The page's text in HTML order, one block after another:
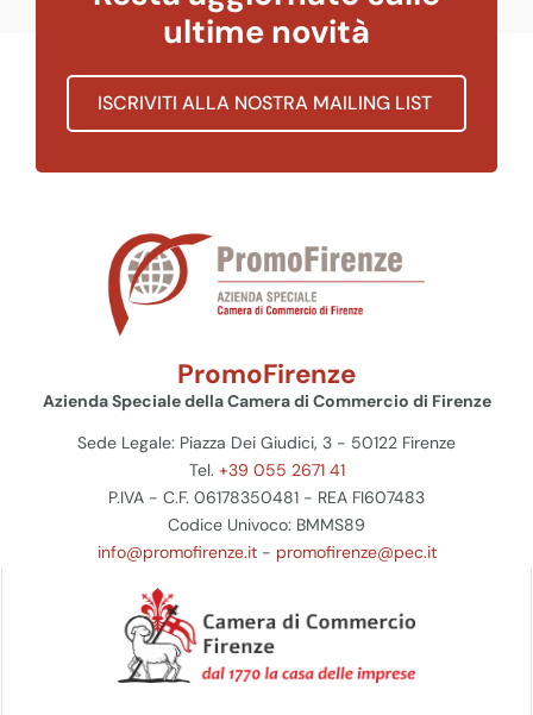
ultime novità
ISCRIVITI ALLA NOSTRA MAILING LIST
PromoFirenze
Azienda Speciale della Camera di Commercio di Firenze
Sede Legale: Piazza Dei Giudici, 3 - 50122 Firenze
Tel. +39 055 2671 41
P.IVA - C.F. 06178350481 - REA FI607483
Codice Univoco: BMMS89
info@promofirenze.it- promofirenze@pec.it